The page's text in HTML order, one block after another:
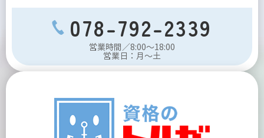
078-792-2339
営業時間／8:00～18:00
営業日：月～土